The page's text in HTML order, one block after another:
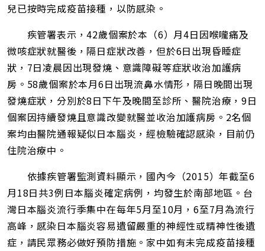
兒已按時完成疫苗接種，以防感染。
疾管署表示，42歲個案於本（6）月4日因喉嚨痛及
微咳症狀就醫後，隔日症狀改善，但於6日出現昏睡症
狀，7日凌晨因出現發燒、意識障礙等症狀收治加護病
房。58歲個案於本月6日出現流鼻水情形，隔日晚間出現
發燒症狀，分別於8日下午及晚間至診所、醫院治療，9日
個案因持續發燒且意識改變就醫並收治加護病房。2名個
案均由醫院通報疑似日本腦炎，經檢驗確認感染，目前仍
住院治療中。
依據疾管署監測資料顯示，國內今（2015）年截至6
月18日共3例日本腦炎確定病例，均發生於南部地區。台
灣日本腦炎流行季集中在每年5月至10月，6至7月為流行
高峰，感染日本腦炎容易遺留嚴重的神經性或精神性後遺
症，請民眾務必做好預防措施。家中如有未完成疫苗接種